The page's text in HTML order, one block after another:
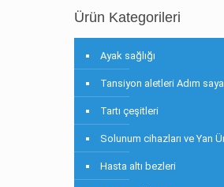
Ürün Kategorileri
Ayak sağlığı
Tansiyon aletleri Adım
Tartı çeşitleri
Solunum cihazları ve Yan
Hasta altı bezleri